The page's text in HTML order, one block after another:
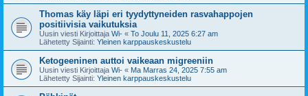
Thomas käy läpi eri tyydyttyneiden rasvahappojen
positiivisia vaikutuksia
Uusin viesti Kirjoittaja Wi- « To Joulu 11, 2025 6:27 am
Lähetetty Sijainti: Yleinen karppauskeskustelu
Ketogeeninen auttoi vaikeaan migreeniin
Uusin viesti Kirjoittaja Wi- « Ma Marras 24, 2025 7:55 am
Lähetetty Sijainti: Yleinen karppauskeskustelu